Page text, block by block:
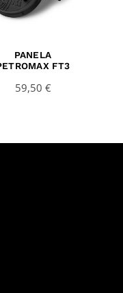
PANELA
FT3
59,50 €